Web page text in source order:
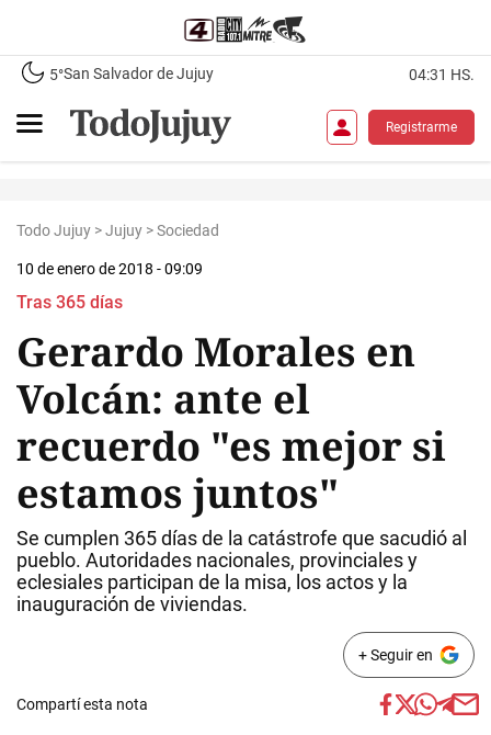
5°San Salvador de Jujuy 04:31 HS.
Registrarme
Todo Jujuy >Jujuy >Sociedad
10 de enero de 2018 - 09:09
Tras 365 días
Gerardo Morales en
Volcán: ante el
recuerdo "es mejor si
estamos juntos"
Se cumplen 365 días de la catástrofe que sacudió al
pueblo. Autoridades nacionales, provinciales y
eclesiales participan de la misa, los actos y la
inauguración de viviendas.
+ Seguir en
Compartí esta nota